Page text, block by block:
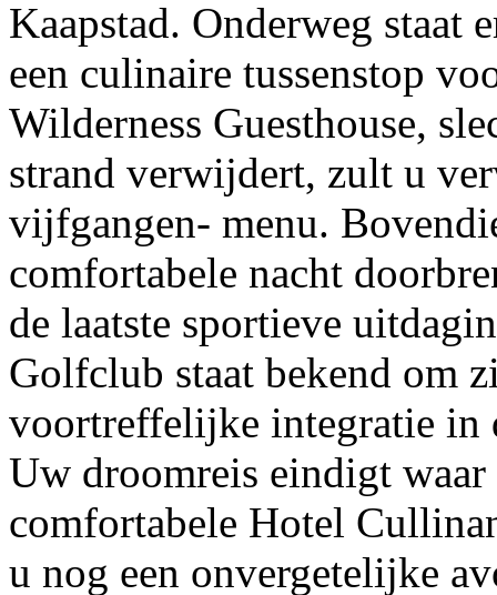
Kaapstad. Onderweg staat
een culinaire tussenstop
Wilderness Guesthouse,
strand verwijdert, zult u
vijfgangen- menu.
comfortabele nacht
de laatste sportieve
Golfclub staat bekend om
voortreffelijke integratie in
Uw droomreis eindigt
comfortabele Hotel
u nog een onvergetelijke